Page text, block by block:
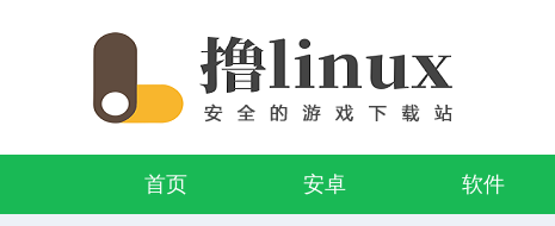
首页 安卓 软件